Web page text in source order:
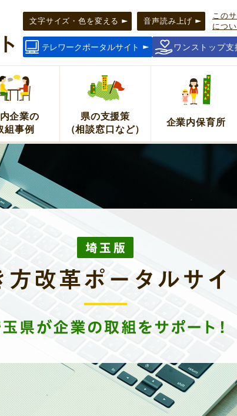
文字サイズ・色を変える 音声読み上げ
この
につ
テレワークポータルサイト ワンストップ
企業の
組事例
県の支援策
（相談窓口など）
企業内保育所